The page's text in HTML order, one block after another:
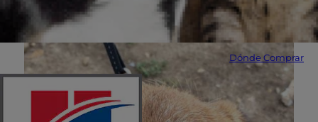
Dónde Comprar
Señales indicadoras